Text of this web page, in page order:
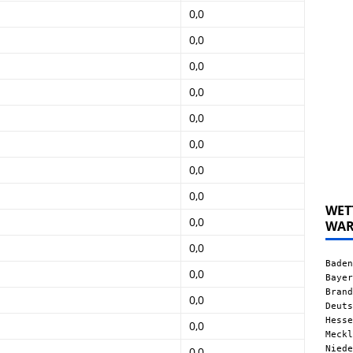
0,0
0,0
0,0
0,0
0,0
0,0
0,0
0,0
0,0
0,0
0,0
0,0
0,0